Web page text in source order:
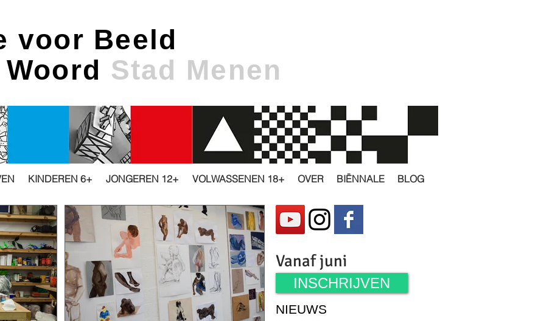
voor Beeld
Stad Menen
KINDEREN 6+ JONGEREN 12+ VOLWASSENEN 18+ OVER BIËNNALE BLOG
Vanaf juni
INSCHRIJVEN
NIEUWS